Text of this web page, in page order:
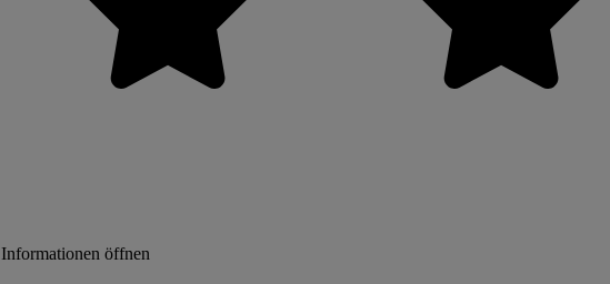
Informationen öffnen